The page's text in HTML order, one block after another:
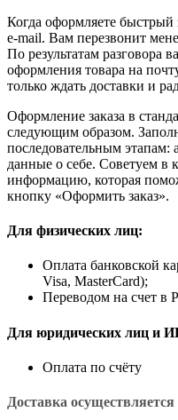
Когда оформляете
e-mail. Вам перезвонит
По результатам разговора
оформления товара на
только ждать доставки и
Оформление заказа в
следующим образом.
последовательным этапам:
данные о себе. Советуем в
информацию, которая
кнопку «Оформить заказ».
Для физических лиц:
Оплата банковской
Visa, MasterCard);
Переводом на счет в
Для юридических лиц и
Оплата по счёту
Доставка